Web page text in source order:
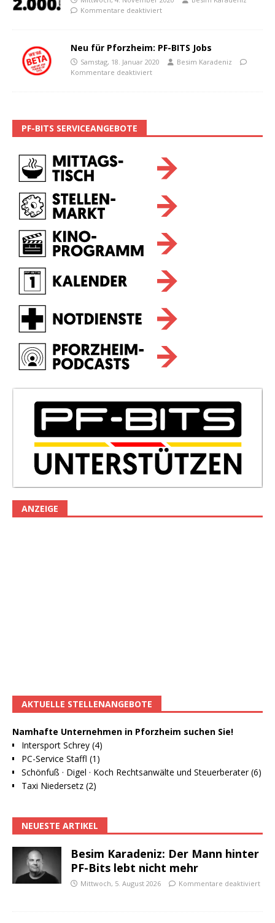
Kommentare deaktiviert
Neu für Pforzheim: PF-BITS Jobs
Samstag, 18. Januar 2020
Besim Karadeniz
Kommentare deaktiviert
PF-BITS SERVICEANGEBOTE
ANZEIGE
AKTUELLE STELLENANGEBOTE
Namhafte Unternehmen in Pforzheim suchen Sie!
Intersport Schrey (4)
PC-Service Staffl (1)
Schönfuß · Digel · Koch Rechtsanwälte und Steuerberater (6)
Taxi Niedersetz (2)
NEUESTE ARTIKEL
Besim Karadeniz: Der Mann hinter
PF-Bits lebt nicht mehr
Mittwoch, 5. August 2026 Kommentare deaktiviert